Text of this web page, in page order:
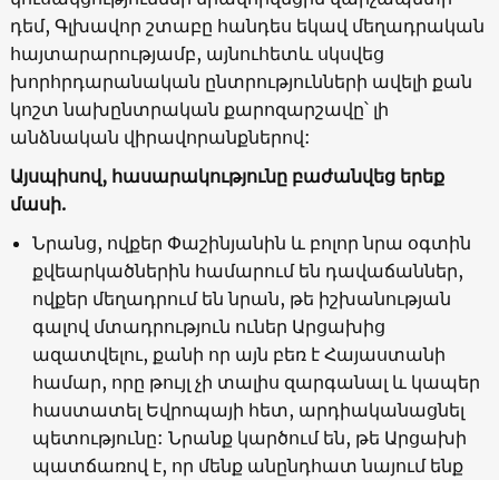
դեմ, Գլխավոր շտաբը հանդես եկավ մեղադրական
հայտարարությամբ, այնուհետև սկսվեց
խորհրդարանական ընտրությունների ավելի քան
կոշտ նախընտրական քարոզարշավը՝ լի
անձնական վիրավորանքներով:
Այսպիսով, հասարակությունը բաժանվեց երեք
մասի.
Նրանց, ովքեր Փաշինյանին և բոլոր նրա օգտին
քվեարկածներին համարում են դավաճաններ,
ովքեր մեղադրում են նրան, թե իշխանության
գալով մտադրություն ուներ Արցախից
ազատվելու, քանի որ այն բեռ է Հայաստանի
համար, որը թույլ չի տալիս զարգանալ և կապեր
հաստատել Եվրոպայի հետ, արդիականացնել
պետությունը: Նրանք կարծում են, թե Արցախի
պատճառով է, որ մենք անընդհատ նայում ենք